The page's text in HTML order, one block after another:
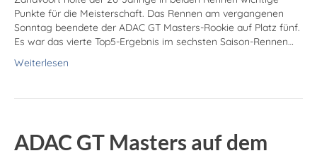
Punkte für die Meisterschaft. Das Rennen am vergangenen
Sonntag beendete der ADAC GT Masters-Rookie auf Platz fünf.
Es war das vierte Top5-Ergebnis im sechsten Saison-Rennen…
Weiterlesen
ADAC GT Masters auf dem